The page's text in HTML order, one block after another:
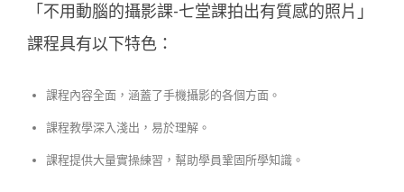
「不用動腦的攝影課-七堂課拍出有質感的照片」
課程具有以下特色：
課程內容全面，涵蓋了手機攝影的各個方面。
課程教學深入淺出，易於理解。
課程提供大量實操練習，幫助學員鞏固所學知識。